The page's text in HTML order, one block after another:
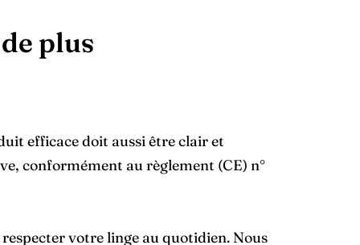
plus
efficace doit aussi être clair et
conformément au règlement (CE) n°
votre linge au quotidien. Nous